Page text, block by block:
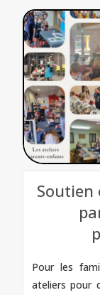
Soutien
Pour les
ateliers pour